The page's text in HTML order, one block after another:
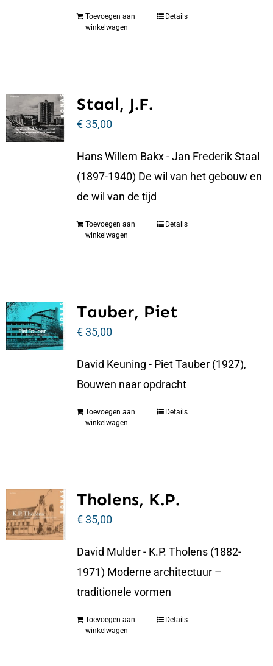
Toevoegen aan
winkelwagen
Details
Staal, J.F.
€35,00
Hans Willem Bakx - Jan Frederik Staal
(1897-1940) De wil van het gebouw en
de wil van de tijd
Toevoegen aan
winkelwagen
Details
Tauber, Piet
€35,00
David Keuning - Piet Tauber (1927),
Bouwen naar opdracht
Toevoegen aan
winkelwagen
Details
Tholens, K.P.
€35,00
David Mulder - K.P. Tholens (1882-
1971) Moderne architectuur –
traditionele vormen
Toevoegen aan
winkelwagen
Details